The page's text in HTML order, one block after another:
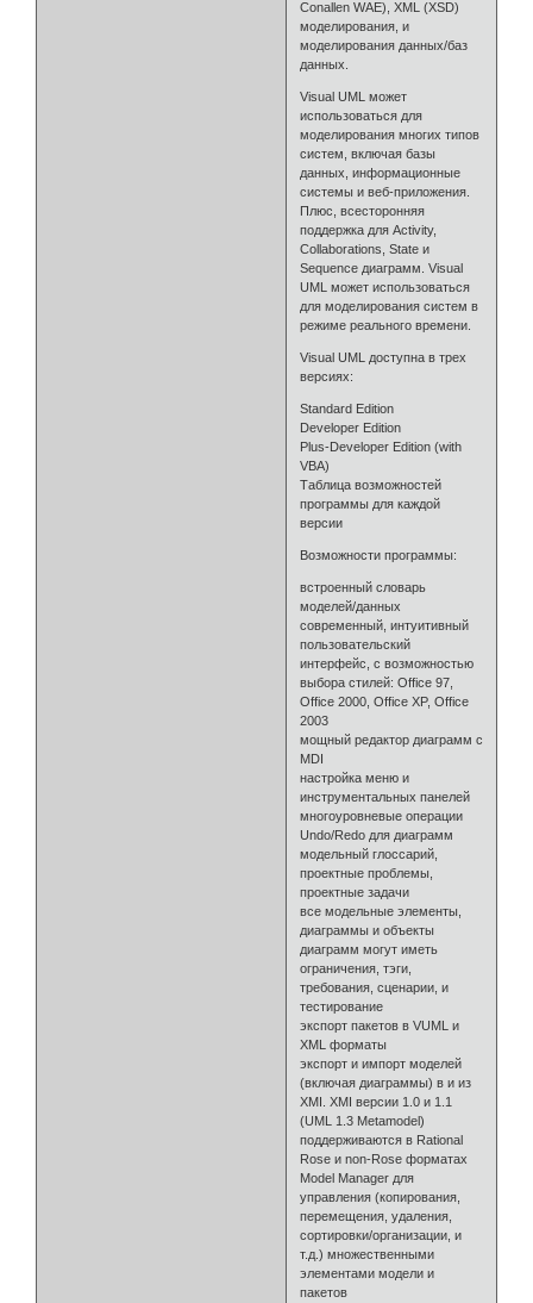
Conallen WAE), XML (XSD)
моделирования, и
моделирования данных/баз
данных.
Visual UML может
использоваться для
моделирования многих типов
систем, включая базы
данных, информационные
системы и веб-приложения.
Плюс, всесторонняя
поддержка для Activity,
Collaborations, State и
Sequence диаграмм. Visual
UML может использоваться
для моделирования систем в
режиме реального времени.
Visual UML доступна в трех
версиях:
Standard Edition
Developer Edition
Plus-Developer Edition (with
VBA)
Таблица возможностей
программы для каждой
версии
Возможности программы:
встроенный словарь
моделей/данных
современный, интуитивный
пользовательский
интерфейс, с возможностью
выбора стилей: Office 97,
Office 2000, Office XP, Office
2003
мощный редактор диаграмм с
MDI
настройка меню и
инструментальных панелей
многоуровневые операции
Undo/Redo для диаграмм
модельный глоссарий,
проектные проблемы,
проектные задачи
все модельные элементы,
диаграммы и объекты
диаграмм могут иметь
ограничения, тэги,
требования, сценарии, и
тестирование
экспорт пакетов в VUML и
XML форматы
экспорт и импорт моделей
(включая диаграммы) в и из
XMI. XMI версии 1.0 и 1.1
(UML 1.3 Metamodel)
поддерживаются в Rational
Rose и non-Rose форматах
Model Manager для
управления (копирования,
перемещения, удаления,
сортировки/организации, и
т.д.) множественными
элементами модели и
пакетов